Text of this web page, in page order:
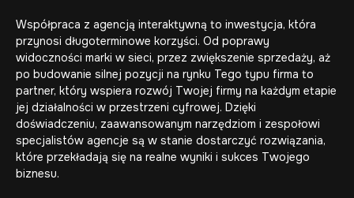
Współpraca z agencją interaktywną to inwestycja, która
przynosi długoterminowe korzyści. Od poprawy
widoczności marki w sieci, przez zwiększenie sprzedaży, aż
po budowanie silnej pozycji na rynku Tego typu firma to
partner, który wspiera rozwój Twojej firmy na każdym etapie
jej działalności w przestrzeni cyfrowej. Dzięki
doświadczeniu, zaawansowanym narzędziom i zespołowi
specjalistów agencje są w stanie dostarczyć rozwiązania,
które przekładają się na realne wyniki i sukces Twojego
biznesu.